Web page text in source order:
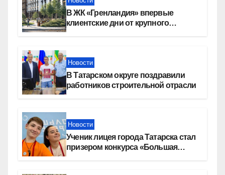
В ЖК «Гренландия» впервые
клиентские дни от крупного
Новости
В Татарском округе поздравили
работников строительной отрасли
Новости
Ученик лицея города Татарска стал
призером конкурса «Большая